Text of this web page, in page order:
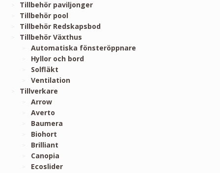
Tillbehör paviljonger
Tillbehör pool
Tillbehör Redskapsbod
Tillbehör Växthus
Automatiska fönsteröppnare
Hyllor och bord
Solfläkt
Ventilation
Tillverkare
Arrow
Averto
Baumera
Biohort
Brilliant
Canopia
Ecoslider